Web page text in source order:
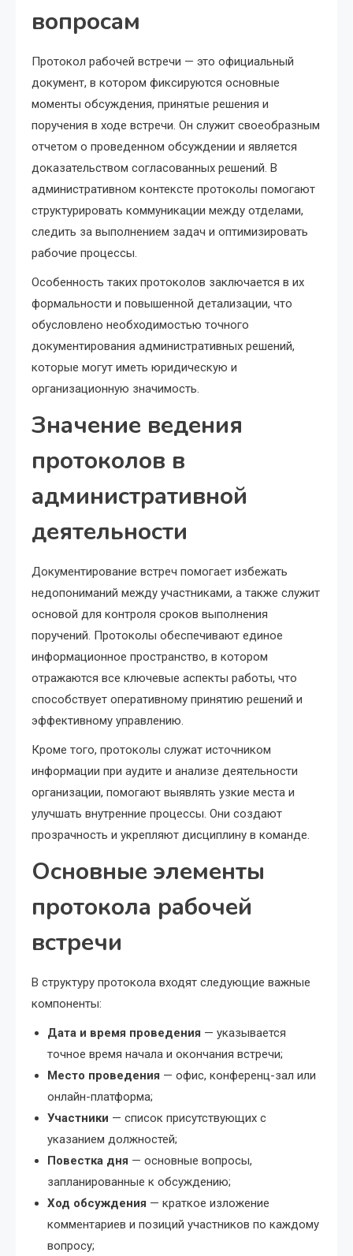
вопросам
Протокол рабочей встречи — это официальный
документ, в котором фиксируются основные
моменты обсуждения, принятые решения и
поручения в ходе встречи. Он служит своеобразным
отчетом о проведенном обсуждении и является
доказательством согласованных решений. В
административном контексте протоколы помогают
структурировать коммуникации между отделами,
следить за выполнением задач и оптимизировать
рабочие процессы.
Особенность таких протоколов заключается в их
формальности и повышенной детализации, что
обусловлено необходимостью точного
документирования административных решений,
которые могут иметь юридическую и
организационную значимость.
Значение ведения
протоколов в
административной
деятельности
Документирование встреч помогает избежать
недопониманий между участниками, а также служит
основой для контроля сроков выполнения
поручений. Протоколы обеспечивают единое
информационное пространство, в котором
отражаются все ключевые аспекты работы, что
способствует оперативному принятию решений и
эффективному управлению.
Кроме того, протоколы служат источником
информации при аудите и анализе деятельности
организации, помогают выявлять узкие места и
улучшать внутренние процессы. Они создают
прозрачность и укрепляют дисциплину в команде.
Основные элементы
протокола рабочей
встречи
В структуру протокола входят следующие важные
компоненты:
Дата и время проведения — указывается
точное время начала и окончания встречи;
Место проведения — офис, конференц-зал или
онлайн-платформа;
Участники — список присутствующих с
указанием должностей;
Повестка дня — основные вопросы,
запланированные к обсуждению;
Ход обсуждения — краткое изложение
комментариев и позиций участников по каждому
вопросу;